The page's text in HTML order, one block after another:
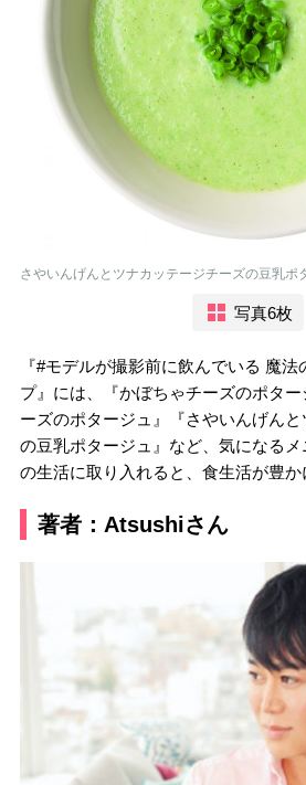
さやいんげんとツナカッテージチーズの豆乳ポ
写真6枚
『#モデルが撮影前に飲んでいる 魔
プ』には、『かぼちゃチーズのポタ
ーズのポタージュ』『さやいんげん
の豆乳ポタージュ』など、気になる
の生活に取り入れると、食生活が豊か
著者：Atsushiさん